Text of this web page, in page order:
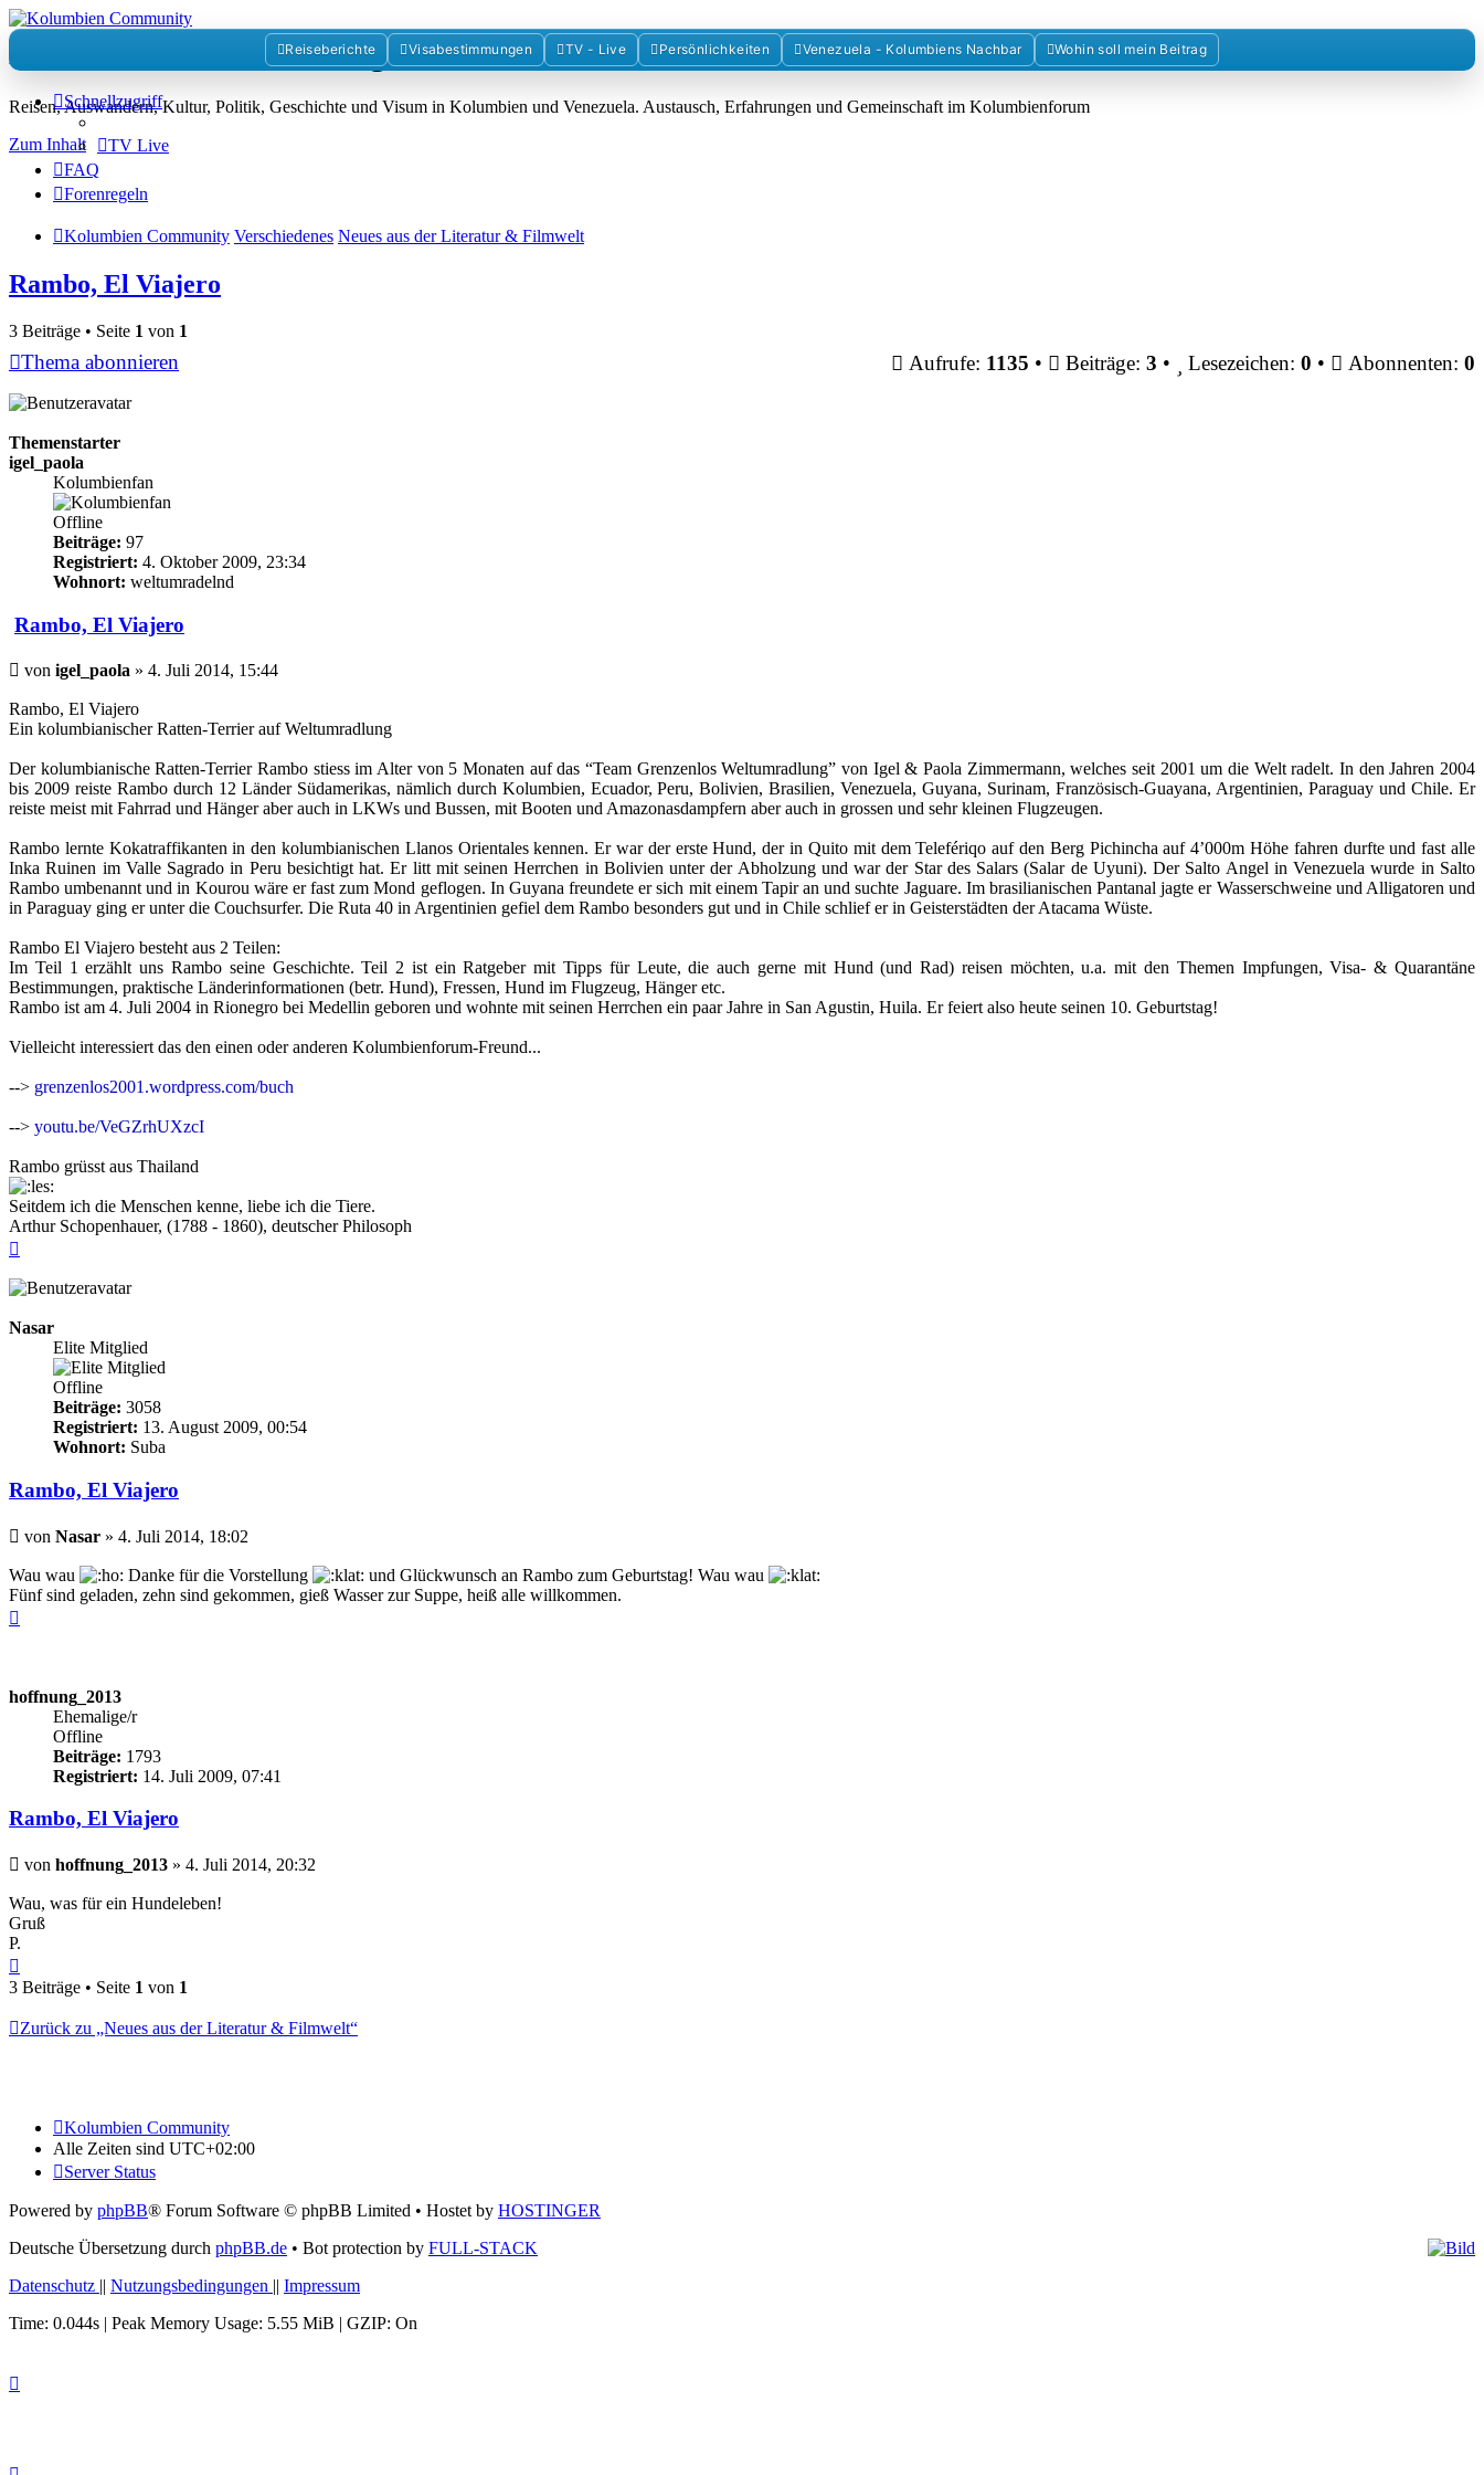
Kolumbienforum - Das grosse Forum der Freunde Kolumbiens
Reisen, Auswandern, Kultur, Politik, Geschichte und Visum in Kolumbien und Venezuela. Austausch, Erfahrungen und Gemeinschaft im Kolumbienforum
Zum Inhalt
Reiseberichte Visabestimmungen TV - Live Persönlichkeiten Venezuela - Kolumbiens Nachbar Wohin soll mein Beitrag
Schnellzugriff
TV Live
FAQ
Forenregeln
Kolumbien Community Verschiedenes Neues aus der Literatur & Filmwelt
Rambo, El Viajero
3 Beiträge • Seite 1 von 1
Thema abonnieren Aufrufe: 1135 • Beiträge: 3 • Lesezeichen: 0 • Abonnenten: 0
Themenstarter
igel_paola
Kolumbienfan
Offline
Beiträge: 97
Registriert: 4. Oktober 2009, 23:34
Wohnort: weltumradelnd
Rambo, El Viajero
Beitrag
von igel_paola » 4. Juli 2014, 15:44
Rambo, El Viajero
Ein kolumbianischer Ratten-Terrier auf Weltumradlung
Der kolumbianische Ratten-Terrier Rambo stiess im Alter von 5 Monaten auf das “Team Grenzenlos Weltumradlung” von Igel & Paola Zimmermann, welches seit 2001 um die Welt radelt. In den Jahren 2004
bis 2009 reiste Rambo durch 12 Länder Südamerikas, nämlich durch Kolumbien, Ecuador, Peru, Bolivien, Brasilien, Venezuela, Guyana, Surinam, Französisch-Guayana, Argentinien, Paraguay und Chile. Er
reiste meist mit Fahrrad und Hänger aber auch in LKWs und Bussen, mit Booten und Amazonasdampfern aber auch in grossen und sehr kleinen Flugzeugen.
Rambo lernte Kokatraffikanten in den kolumbianischen Llanos Orientales kennen. Er war der erste Hund, der in Quito mit dem Telefériqo auf den Berg Pichincha auf 4’000m Höhe fahren durfte und fast alle
Inka Ruinen im Valle Sagrado in Peru besichtigt hat. Er litt mit seinen Herrchen in Bolivien unter der Abholzung und war der Star des Salars (Salar de Uyuni). Der Salto Angel in Venezuela wurde in Salto
Rambo umbenannt und in Kourou wäre er fast zum Mond geflogen. In Guyana freundete er sich mit einem Tapir an und suchte Jaguare. Im brasilianischen Pantanal jagte er Wasserschweine und Alligatoren und
in Paraguay ging er unter die Couchsurfer. Die Ruta 40 in Argentinien gefiel dem Rambo besonders gut und in Chile schlief er in Geisterstädten der Atacama Wüste.
Rambo El Viajero besteht aus 2 Teilen:
Im Teil 1 erzählt uns Rambo seine Geschichte. Teil 2 ist ein Ratgeber mit Tipps für Leute, die auch gerne mit Hund (und Rad) reisen möchten, u.a. mit den Themen Impfungen, Visa- & Quarantäne
Bestimmungen, praktische Länderinformationen (betr. Hund), Fressen, Hund im Flugzeug, Hänger etc.
Rambo ist am 4. Juli 2004 in Rionegro bei Medellin geboren und wohnte mit seinen Herrchen ein paar Jahre in San Agustin, Huila. Er feiert also heute seinen 10. Geburtstag!
Vielleicht interessiert das den einen oder anderen Kolumbienforum-Freund...
--> grenzenlos2001.wordpress.com/buch
--> youtu.be/VeGZrhUXzcI
Rambo grüsst aus Thailand
Seitdem ich die Menschen kenne, liebe ich die Tiere.
Arthur Schopenhauer, (1788 - 1860), deutscher Philosoph
Nasar
Elite Mitglied
Offline
Beiträge: 3058
Registriert: 13. August 2009, 00:54
Wohnort: Suba
Rambo, El Viajero
Beitrag
von Nasar » 4. Juli 2014, 18:02
Wau wau Danke für die Vorstellung
und Glückwunsch an Rambo zum Geburtstag! Wau wau
Fünf sind geladen, zehn sind gekommen, gieß Wasser zur Suppe, heiß alle willkommen.
hoffnung_2013
Ehemalige/r
Offline
Beiträge: 1793
Registriert: 14. Juli 2009, 07:41
Rambo, El Viajero
Beitrag
von hoffnung_2013 » 4. Juli 2014, 20:32
Wau, was für ein Hundeleben!
Gruß
P.
oben
3 Beiträge • Seite 1 von 1
Zurück zu „Neues aus der Literatur & Filmwelt“
Kolumbien Community
Alle Zeiten sind UTC+02:00
Server Status
Powered by phpBB® Forum Software © phpBB Limited • Hostet by HOSTINGER
Deutsche Übersetzung durch phpBB.de • Bot protection by FULL-STACK
Datenschutz || Nutzungsbedingungen || Impressum
Time: 0.044s | Peak Memory Usage: 5.55 MiB | GZIP: On